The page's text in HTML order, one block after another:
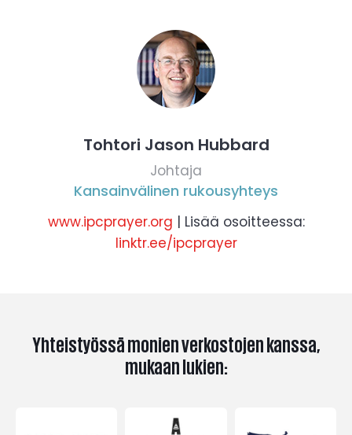
Tohtori Jason Hubbard
Johtaja
Kansainvälinen rukousyhteys
www.ipcprayer.org | Lisää osoitteessa:
linktr.ee/ipcprayer
Yhteistyössä monien verkostojen kanssa,
mukaan lukien: